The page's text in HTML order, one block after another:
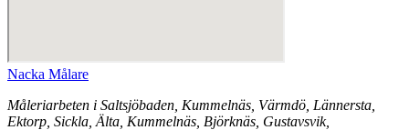
Nacka Målare
Måleriarbeten i Saltsjöbaden, Kummelnäs, Värmdö, Lännersta,
Ektorp, Sickla, Älta, Kummelnäs, Björknäs, Gustavsvik,